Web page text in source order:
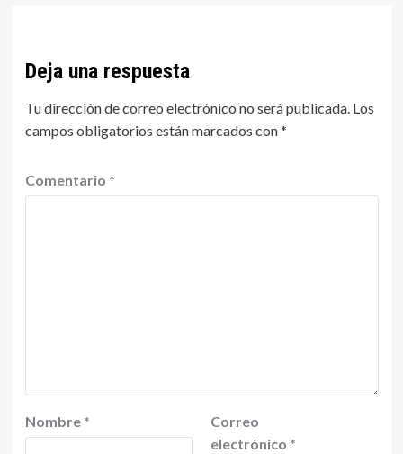
Deja una respuesta
Tu dirección de correo electrónico no será publicada. Los
campos obligatorios están marcados con*
Comentario *
Nombre *
Correo
electrónico *